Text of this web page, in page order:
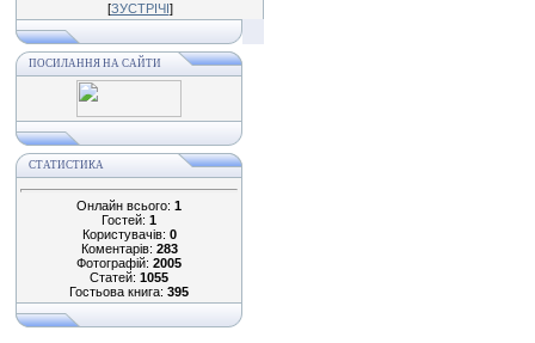
[ЗУСТРІЧІ]
ПОСИЛАННЯ НА САЙТИ
СТАТИСТИКА
Онлайн всього: 1
Гостей: 1
Користувачів: 0
Коментарів: 283
Фотографій: 2005
Статей: 1055
Гостьова книга: 395